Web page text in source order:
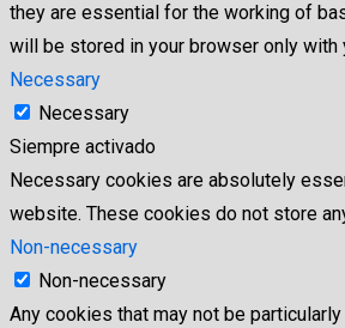
they are essential for the working of
will be stored in your browser only
Necessary
Necessary
Siempre activado
Necessary cookies are absolutely
website. These cookies do not store
Non-necessary
Non-necessary
Any cookies that may not be